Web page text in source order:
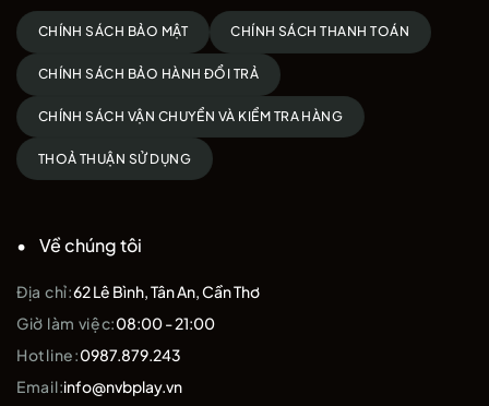
CHÍNH SÁCH BẢO MẬT CHÍNH SÁCH THANH TOÁN
CHÍNH SÁCH BẢO HÀNH ĐỔI TRẢ
CHÍNH SÁCH VẬN CHUYỂN VÀ KIỂM TRA HÀNG
THOẢ THUẬN SỬ DỤNG
Về chúng tôi
Địa chỉ:62 Lê Bình, Tân An, Cần Thơ
Giờ làm việc:08:00 - 21:00
Hotline:0987.879.243
Email:info@nvbplay.vn